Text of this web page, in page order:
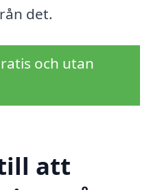
det.
och utan
att